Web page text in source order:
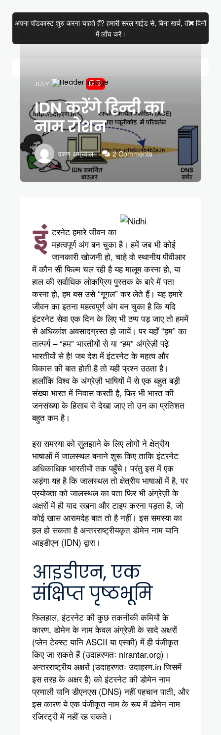
अपना पॉडकास्ट शुरु करना चाहते हैं? हमारी सरल गाईड से, बिना खर्च, तीन दिनों
में लाँच करें।
JULY 15, 2008 निधि
IDN करेंगे हिन्दी का
नाम रोशन
वरुण अग्रवाल 2 Comments
इं टरनेट हमारे जीवन का
महत्वपूर्ण अंग बन चुका है। हमें जब भी कोई
जानकारी खोजनी हो, चाहे वो स्थानीय पीवीआर
में कौन सी फिल्म चल रही है यह मालूम करना हो, या
हाल की सर्वाधिक लोकप्रिय पुस्तक के बारे में पता
करना हो, हम बस उसे “गूगल” कर लेते हैं। यह हमारे
जीवन का इतना महत्वपूर्ण अंग बन चुका है कि यदि
इंटरनेट सेवा एक दिन के लिए भी ठप्प पड़ जाए तो हममें
से अधिकांश अवसादग्रस्त हो जायें। पर यहाँ “हम” का
तात्पर्य – “हम” भारतीयों से या “हम” अंग्रेज़ी पढ़े
भारतीयों से है! जब देश में इंटरनेट के महत्व और
विकास की बात होती है तो यही प्रश्न उठता है।
हालाँकि विश्व के अंग्रेज़ी भाषियों में से एक बहुत बड़ी
संख्या भारत में निवास करती है, फिर भी भारत की
जनसंख्या के हिसाब से देखा जाए तो उन का प्रतिशत
बहुत कम है।
इस समस्या को सुलझाने के लिए लोगों ने क्षेत्रीय
भाषाओं में जालस्थल बनाने शुरू किए ताकि इंटरनेट
अधिकाधिक भारतीयों तक पहुँचे। परंतु इस में एक
अड़ंगा यह है कि जालस्थल तो क्षेत्रीय भाषाओं में है, पर
प्रयोक्ता को जालस्थल का पता फिर भी अंग्रेज़ी के
अक्षरों में ही याद रखना और टाइप करना पड़ता है, जो
कोई खास आरामदेह बात तो है नहीं। इस समस्या का
हल हो सकता है अन्तरराष्ट्रीयकृत डोमेन नाम यानि
आइडीएन (IDN) द्वारा।
आइडीएन, एक
संक्षिप्त पृष्ठभूमि
फिलहाल, इंटरनेट की कुछ तकनीकी कमियों के
कारण, डोमेन के नाम केवल अंग्रेज़ी के सादे अक्षरों
(प्लेन टेक्स्ट यानि ASCII या एस्की) में ही पंजीकृत
किए जा सकते हैं (उदाहरणतः nirantar.org)।
अन्तरराष्ट्रीय अक्षरों (उदाहरणतः उदाहरण.in जिसमें
इस तरह के अक्षर हैं) को इंटरनेट की डोमेन नाम
प्रणाली यानि डीएनएस (DNS) नहीं पहचान पाती, और
इस कारण ये एक पंजीकृत नाम के रूप में डोमेन नाम
रजिस्ट्री में नहीं रह सकते।